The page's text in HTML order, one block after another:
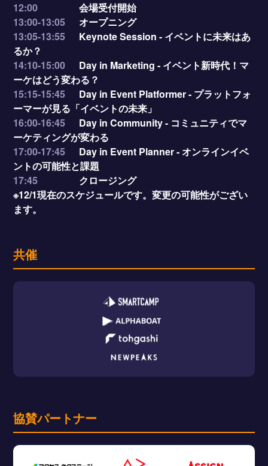
12:00
会場受付開始
13:00-13:05
オープニング
13:05-13:55
Keynote Session - イベントに未来はあ
るか？
14:10-15:00
Day in Marketing - イベント新時代！マ
ーケはどう変わる？
15:15-15:45
Day in Event Platformer - プラットフォ
ーマーが見る「イベントの未来」
16:00-16:45
Day in Community - コミュニティでマ
ーケティングが変わる
17:00-17:45
Day in Event Planner - オンラインイベ
ントの可能性と課題
17:45
クロージング
※12/1現在のスケジュールです。変更の可能性がござい
ます。
共催
協賛パートナー